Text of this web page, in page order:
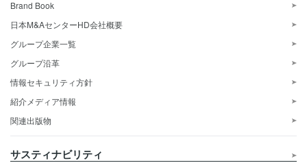
Brand Book
日本M&AセンターHD会社概要
グループ企業一覧
グループ沿革
情報セキュリティ方針
紹介メディア情報
関連出版物
サスティナビリティ